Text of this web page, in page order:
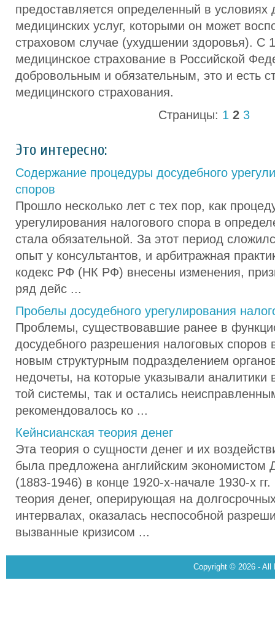
предоставляется определенный в условиях
медицинских услуг, которыми он может
страховом случае (ухудшении здоровья). С
медицинское страхование в Российской
добровольным и обязательным, это и есть
медицинского страхования.
Страницы: 1 2 3
Это интересно:
Содержание процедуры досудебного
споров
Прошло несколько лет с тех пор, как
урегулирования налогового спора в
стала обязательной. За этот период
опыт у консультантов, и арбитражная
кодекс РФ (НК РФ) внесены изменения,
ряд дейс ...
Пробелы досудебного урегулирования
Проблемы, существовавшие ранее в
досудебного разрешения налоговых споров
новым структурным подразделением
недочеты, на которые указывали аналитики
той системы, так и остались
рекомендовалось ко ...
Кейнсианская теория денег
Эта теория о сущности денег и их
была предложена английским
(1883-1946) в конце 1920-х-начале 1930-х
теория денег, оперирующая на
интервалах, оказалась неспособной
вызванные кризисом ...
Copyright © 2026 - All